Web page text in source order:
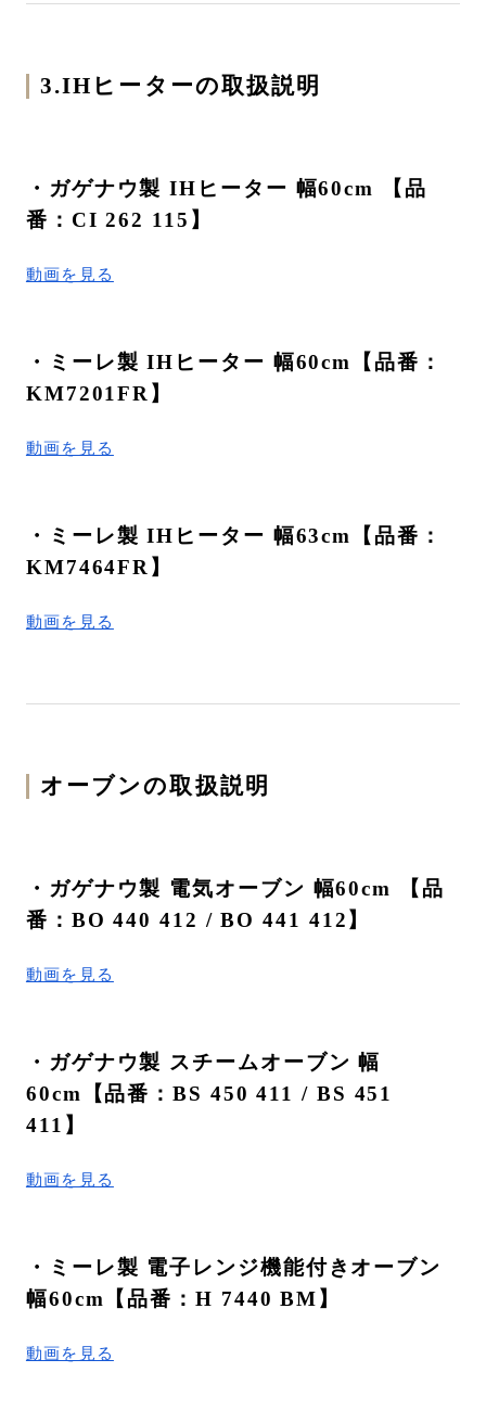
3.IHヒーターの取扱説明
・ガゲナウ製 IHヒーター 幅60cm 【品
番：CI 262 115】
動画を見る
・ミーレ製 IHヒーター 幅60cm【品番：
KM7201FR】
動画を見る
・ミーレ製 IHヒーター 幅63cm【品番：
KM7464FR】
動画を見る
オーブンの取扱説明
・ガゲナウ製 電気オーブン 幅60cm 【品
番：BO 440 412 / BO 441 412】
動画を見る
・ガゲナウ製 スチームオーブン 幅
60cm【品番：BS 450 411 / BS 451
411】
動画を見る
・ミーレ製 電子レンジ機能付きオーブン
幅60cm【品番：H 7440 BM】
動画を見る